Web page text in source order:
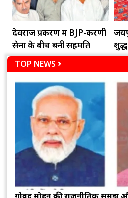
देवराज प्रकरण में BJP-करणी
सेना के बीच बनी सहमति
TOP NEWS
गोविंद मोहन की राजनीतिक समझ